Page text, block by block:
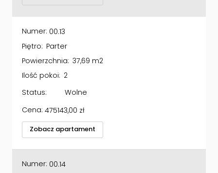
Numer: 00.13
Piętro: Parter
Powierzchnia: 37,69 m2
Ilość pokoi: 2
Status:
Wolne
Cena: 475143,00 zł
Zobacz apartament
Numer: 00.14